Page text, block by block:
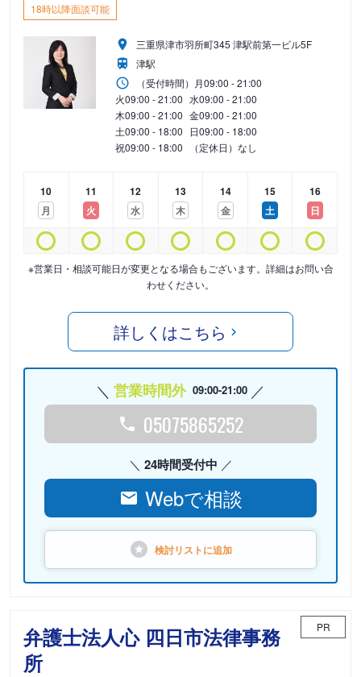
18時以降面談可能
三重県津市羽所町345 津駅前第一ビル5F
津駅
（受付時間） 月09:00 - 21:00
火09:00 - 21:00 水09:00 - 21:00
木09:00 - 21:00 金09:00 - 21:00
土09:00 - 18:00 日09:00 - 18:00
祝09:00 - 18:00 （定休日）なし
10
月
11
火
12
水
13
木
14
金
15
土
16
日
※営業日・相談可能日が変更となる場合もございます。詳細はお問い合
わせください。
詳しくはこちら
営業時間外 09:00-21:00
05075865252
24時間受付中
Webで相談
検討リストに追加
弁護士法人心 四日市法律事務
所
PR